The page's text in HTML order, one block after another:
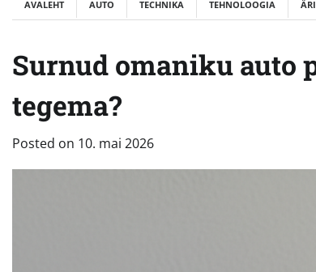
AVALEHT AUTO TECHNIKA TEHNOLOOGIA ÄRI
Surnud omaniku auto
tegema?
Posted on 10. mai 2026